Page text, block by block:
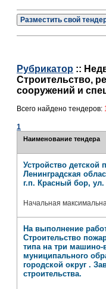
Разместить свой
Рубрикатор ::
Строительство,
сооружений и
Всего найдено тендеров:
1
Наименование тендера
Устройство детской
Ленинградская
г.п. Красный бор,
Начальная
На выполнение
Строительство
типа на три машино-
муниципального
городской округ .
строительства.